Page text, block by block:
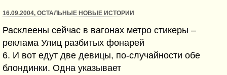
16.09.2004, ОСТАЛЬНЫЕ НОВЫЕ ИСТОРИИ
Расклеены сейчас в вагонах метро стикеры –
реклама Улиц разбитых фонарей
6. И вот едут две девицы, по-случайности обе
блондинки. Одна указывает